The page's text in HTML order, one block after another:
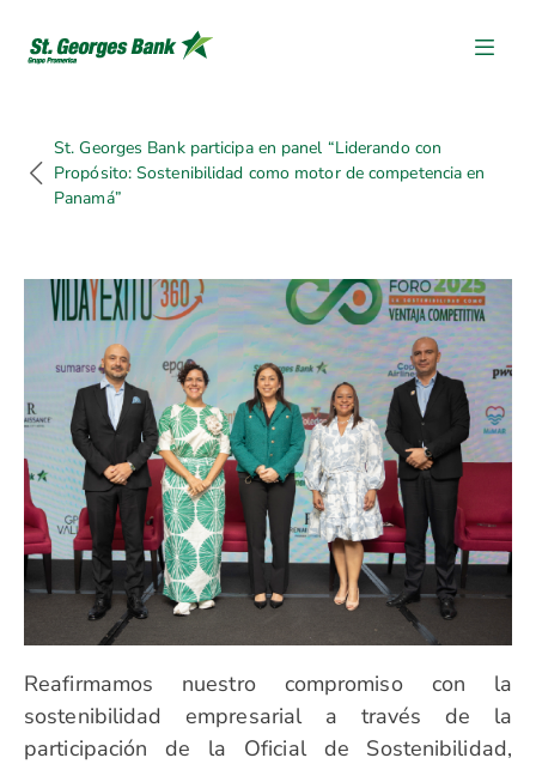
St. Georges Bank participa en panel “Liderando con
Propósito: Sostenibilidad como motor de competencia en
Panamá”
Reafirmamos nuestro compromiso con la
sostenibilidad empresarial a través de la
participación de la Oficial de Sostenibilidad,